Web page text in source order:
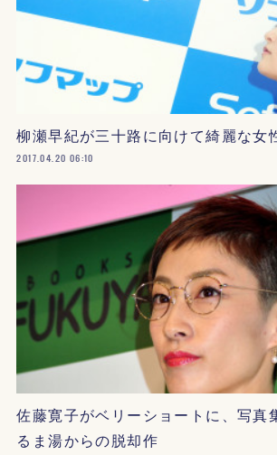
柳瀬早紀が三十路に向けて綺麗な女
2017.04.20 06:10
佐藤寛子がベリーショートに、写真
るま湯からの脱却作